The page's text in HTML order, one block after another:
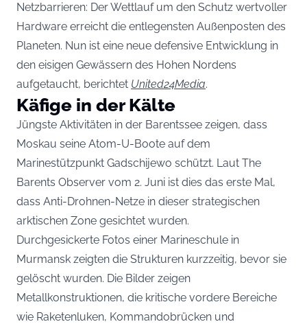
Netzbarrieren: Der Wettlauf um den Schutz wertvoller
Hardware erreicht die entlegensten Außenposten des
Planeten. Nun ist eine neue defensive Entwicklung in
den eisigen Gewässern des Hohen Nordens
aufgetaucht, berichtet United24Media.
Käfige in der Kälte
Jüngste Aktivitäten in der Barentssee zeigen, dass
Moskau seine Atom-U-Boote auf dem
Marinestützpunkt Gadschijewo schützt. Laut The
Barents Observer vom 2. Juni ist dies das erste Mal,
dass Anti-Drohnen-Netze in dieser strategischen
arktischen Zone gesichtet wurden.
Durchgesickerte Fotos einer Marineschule in
Murmansk zeigten die Strukturen kurzzeitig, bevor sie
gelöscht wurden. Die Bilder zeigen
Metallkonstruktionen, die kritische vordere Bereiche
wie Raketenluken, Kommandobrücken und